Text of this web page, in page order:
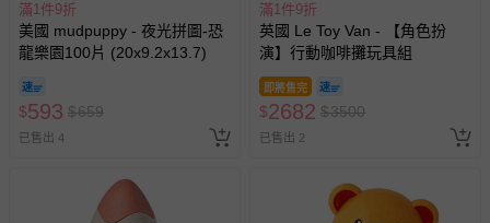
滿1件9折
美國 mudpuppy - 夜光拼圖-恐
龍樂園100片 (20x9.2x13.7)
$593 $659
已售出 4
滿1件9折
英國 Le Toy Van - 【角色扮
演】行動咖啡攤玩具組
即將售完
$2682 $3500
已售出 2